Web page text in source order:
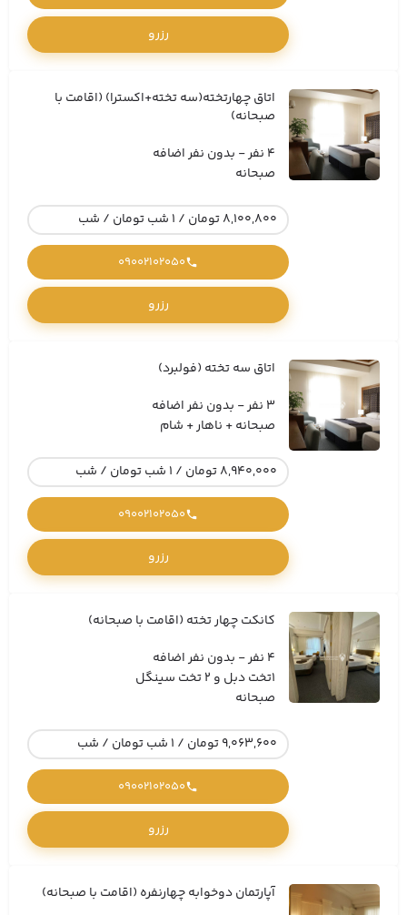
رزرو
اتاق چهارتخته(سه تخته+اکسترا) (اقامت با
صبحانه)
4 نفر - بدون نفر اضافه
صبحانه
8,100,800 تومان / 1 شب تومان / شب
09002102050
رزرو
اتاق سه تخته (فولبرد)
3 نفر - بدون نفر اضافه
صبحانه + ناهار + شام
8,940,000 تومان / 1 شب تومان / شب
09002102050
رزرو
کانکت چهار تخته (اقامت با صبحانه)
4 نفر - بدون نفر اضافه
1تخت دبل و 2 تخت سینگل
صبحانه
9,063,600 تومان / 1 شب تومان / شب
09002102050
رزرو
آپارتمان دوخوابه چهارنفره (اقامت با صبحانه)